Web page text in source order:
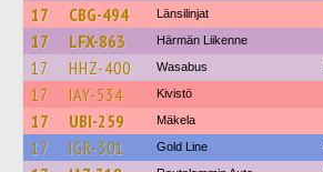
17 CBG-494 Länsilinjat
17 LFX-863 Härmän Liikenne
17 HHZ-400 Wasabus
17 IAY-534 Kivistö
17 UBI-259 Mäkela
17 IGR-301 Gold Line